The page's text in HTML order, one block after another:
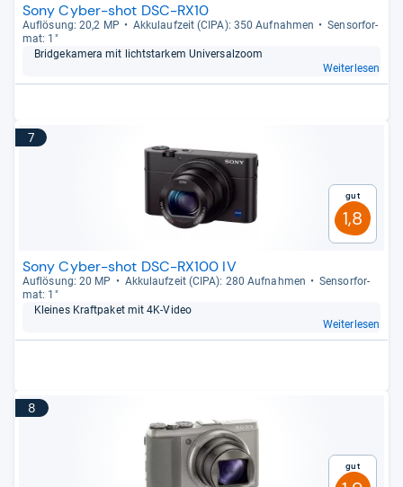
Sony Cyber-shot DSC-RX10
Auf­lö­sung: 20,2 MP Akku­lauf­zeit (CIPA): 350 Auf­nah­men
Sen­sor­for­
mat: 1"
Bridge­ka­mera mit licht­star­kem Uni­ver­sal­zoom
Weiterlesen
7
Gut
1,8
Sony Cyber-shot DSC-RX100 IV
Auf­lö­sung: 20 MP Akku­lauf­zeit (CIPA): 280 Auf­nah­men
Sen­sor­for­
mat: 1"
Klei­nes Kraft­pa­ket mit 4K-​Video
Weiterlesen
8
Gut